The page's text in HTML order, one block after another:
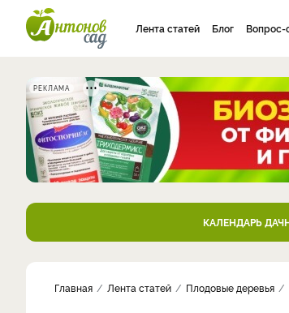
Лента статей Блог Вопрос-
РЕКЛАМА
КАЛЕНДАРЬ
Главная Лента статей Плодовые деревья